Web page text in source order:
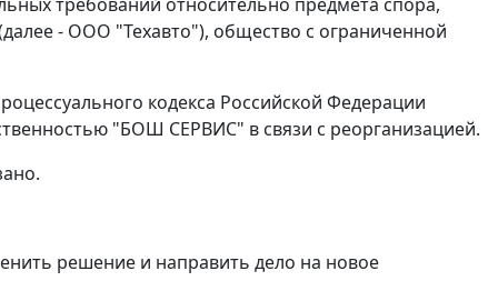
- ООО "Техавто"), общество с ограниченной
кодекса Российской Федерации
"БОШ СЕРВИС" в связи с реорганизацией.
решение и направить дело на новое